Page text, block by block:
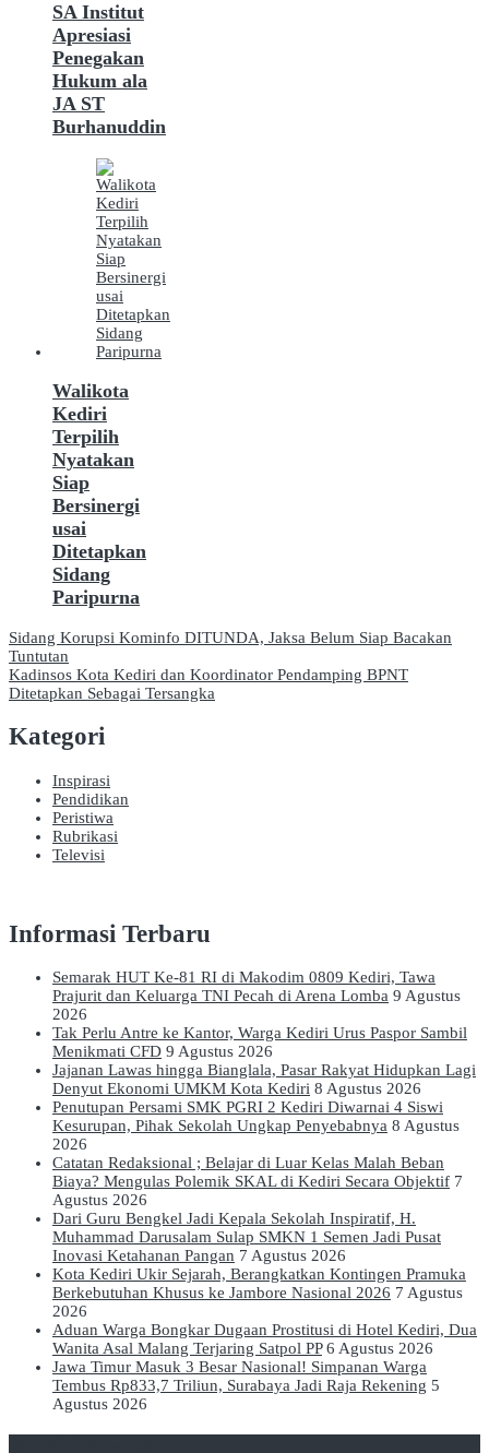
SA Institut
Apresiasi
Penegakan
Hukum ala
JA ST
Burhanuddin
Walikota
Kediri
Terpilih
Nyatakan
Siap
Bersinergi
usai
Ditetapkan
Sidang
Paripurna
Navigasi
pos
Sidang Korupsi Kominfo DITUNDA, Jaksa Belum Siap Bacakan
Tuntutan
Kadinsos Kota Kediri dan Koordinator Pendamping BPNT
Ditetapkan Sebagai Tersangka
Kategori
Inspirasi
Pendidikan
Peristiwa
Rubrikasi
Televisi
Informasi Terbaru
Semarak HUT Ke-81 RI di Makodim 0809 Kediri, Tawa
Prajurit dan Keluarga TNI Pecah di Arena Lomba 9 Agustus
2026
Tak Perlu Antre ke Kantor, Warga Kediri Urus Paspor Sambil
Menikmati CFD 9 Agustus 2026
Jajanan Lawas hingga Bianglala, Pasar Rakyat Hidupkan Lagi
Denyut Ekonomi UMKM Kota Kediri 8 Agustus 2026
Penutupan Persami SMK PGRI 2 Kediri Diwarnai 4 Siswi
Kesurupan, Pihak Sekolah Ungkap Penyebabnya 8 Agustus
2026
Catatan Redaksional ; Belajar di Luar Kelas Malah Beban
Biaya? Mengulas Polemik SKAL di Kediri Secara Objektif 7
Agustus 2026
Dari Guru Bengkel Jadi Kepala Sekolah Inspiratif, H.
Muhammad Darusalam Sulap SMKN 1 Semen Jadi Pusat
Inovasi Ketahanan Pangan 7 Agustus 2026
Kota Kediri Ukir Sejarah, Berangkatkan Kontingen Pramuka
Berkebutuhan Khusus ke Jambore Nasional 2026 7 Agustus
2026
Aduan Warga Bongkar Dugaan Prostitusi di Hotel Kediri, Dua
Wanita Asal Malang Terjaring Satpol PP 6 Agustus 2026
Jawa Timur Masuk 3 Besar Nasional! Simpanan Warga
Tembus Rp833,7 Triliun, Surabaya Jadi Raja Rekening 5
Agustus 2026